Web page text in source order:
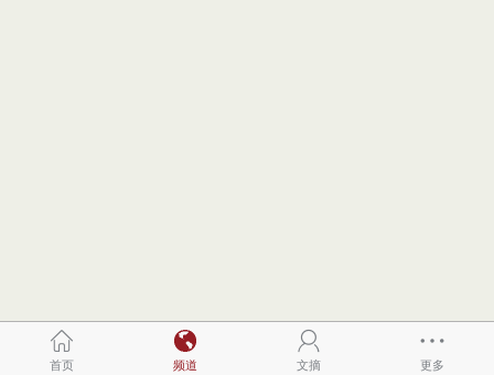
首页 频道 文摘 更多